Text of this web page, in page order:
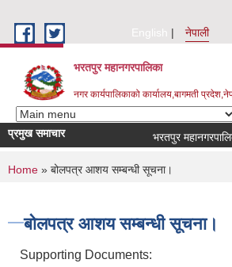
English
नेपाली
भरतपुर महानगरपालिका
नगर कार्यपालिकाको कार्यालय,बागमती
प्रमुख समाचार भरतपुर
You are here
Home » बोलपत्र आशय सम्बन्धी सूचना।
बोलपत्र आशय सम्बन्धी सूचना।
Supporting Documents: